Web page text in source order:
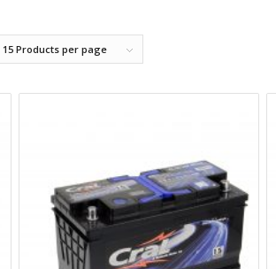
15 Products per page